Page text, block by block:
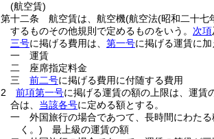
(航空賃)
第十二条
航空賃は、航空機(航空法(昭和二十七
するものその他規則で定めるものをいう。 次項
三号に掲げる費用は、 第一号に掲げる運賃に
一
運賃
二
座席指定料金
三
前二号に掲げる費用に付随する費用
2
前項第一号に掲げる運賃の額の上限は、運賃
合は、 当該各号に定める額とする。
一
外国旅行の場合であつて、長時間にわた
く。) 最上級の運賃の額